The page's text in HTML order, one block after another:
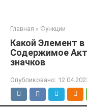
Главная » Функции
Какой Элемент
Содержимое
значков
Опубликовано: